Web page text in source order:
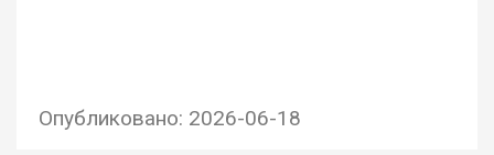
Опубликовано: 2026-06-18